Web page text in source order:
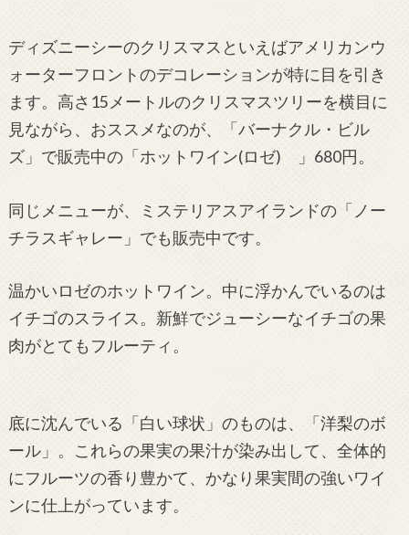
ディズニーシーのクリスマスといえばアメリカンウ
ォーターフロントのデコレーションが特に目を引き
ます。高さ15メートルのクリスマスツリーを横目に
見ながら、おススメなのが、「バーナクル・ビル
ズ」で販売中の「ホットワイン(ロゼ) 」680円。
同じメニューが、ミステリアスアイランドの「ノー
チラスギャレー」でも販売中です。
温かいロゼのホットワイン。中に浮かんでいるのは
イチゴのスライス。新鮮でジューシーなイチゴの果
肉がとてもフルーティ。
底に沈んでいる「白い球状」のものは、「洋梨のボ
ール」。これらの果実の果汁が染み出して、全体的
にフルーツの香り豊かて、かなり果実間の強いワイ
ンに仕上がっています。